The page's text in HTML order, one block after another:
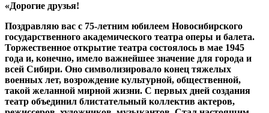
«Дорогие друзья!
Поздравляю вас с 75-летним юбилеем Новосибирского
государственного академического театра оперы и балета.
Торжественное открытие театра состоялось в мае 1945
года и, конечно, имело важнейшее значение для города и
всей Сибири. Оно символизировало конец тяжелых
военных лет, возрождение культурной, общественной,
такой желанной мирной жизни. С первых дней создания
театр объединил блистательный коллектив актеров,